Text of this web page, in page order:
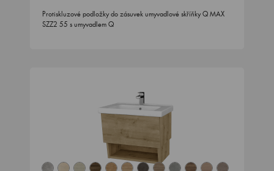
Protiskluzové podložky do zásuvek umyvadlové skříňky Q MAX
SZZ2 55 s umyvadlem Q